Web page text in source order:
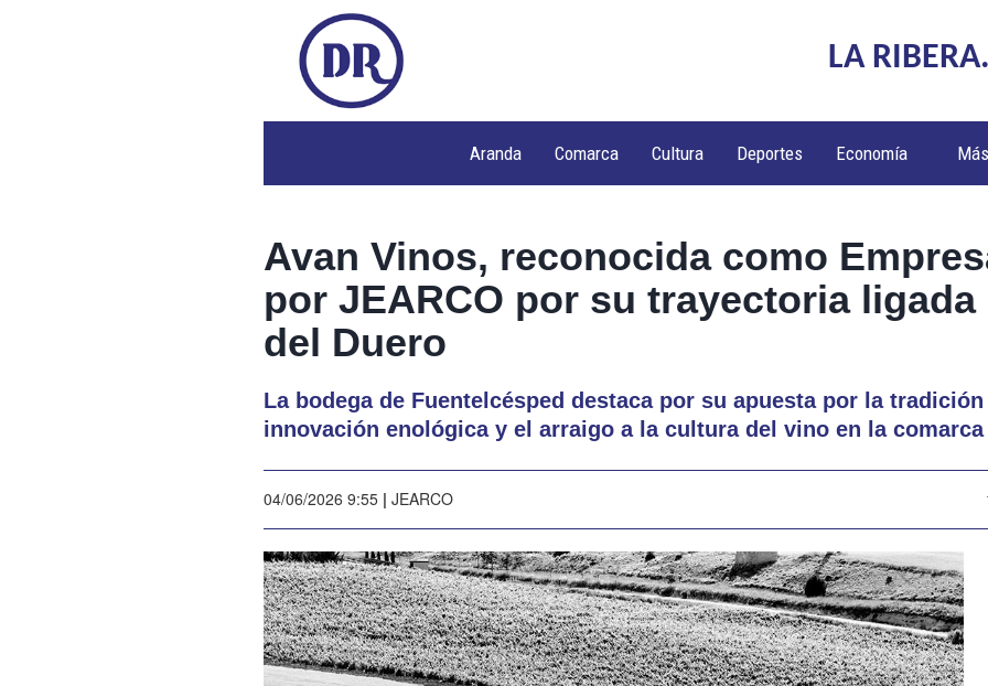
LA
Aranda Comarca Cultura Deportes Economía
Avan Vinos, reconocida como
por JEARCO por su trayectoria ligada
del Duero
La bodega de Fuentelcésped destaca por su apuesta por la
innovación enológica y el arraigo a la cultura del vino en la comarca
04/06/2026 9:55 | JEARCO